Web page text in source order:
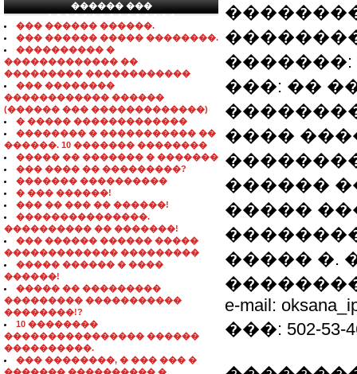
������ ���
���������������
��� ������ ������.
��� ������ ����� ��������.
���������� �
������������� ��
��������� ������������
��� ��������
������������ ������
(������ ��� �������������)
� ����� �������������
�������� � ����������� ��
������. 10 ������� ��������
����� �� ������� � �������
��� ���� �� ���������?
������� ����������
� ��� ������!
��� �� ��� �� ������!
���������������.
���������� �� �������!
��� ������ ������ �����
������������� ���������
����� ������ � ����
������!
����� �� ���������
��������� �����������
��������!?
10 ��������
���������������� ������
����������.
��� ��������, � ��� ��� �
������� ���������� �
�������:
���: ��
����
������
�����
����� �.
e-mail:
���: 502-53-